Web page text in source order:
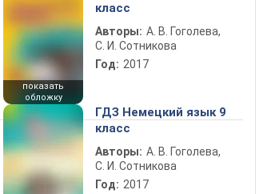
показать
обложку
класс
Авторы: А. В. Гоголева,
С. И. Сотникова
Год: 2017
ГДЗ Немецкий язык 9
класс
Авторы: А. В. Гоголева,
С. И. Сотникова
Год: 2017